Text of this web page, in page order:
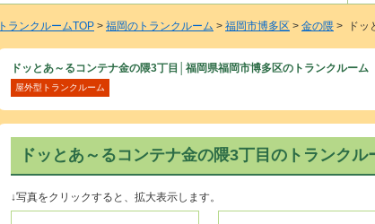
トランクルームTOP > 福岡のトランクルーム > 福岡市博多区 > 金の隈 > ドッ
ドッとあ～るコンテナ金の隈3丁目│福岡県福岡市博多区のトランクルー
屋外型トランクルーム
ドッとあ～るコンテナ金の隈3丁目のトランクル
↓写真をクリックすると、拡大表示します。